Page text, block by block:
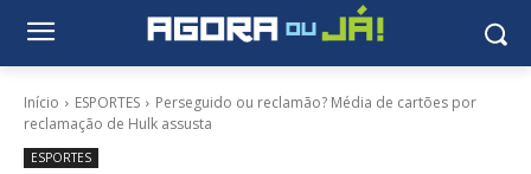
Início ESPORTES
Perseguido ou reclamão? Média de cartões por
reclamação de Hulk assusta
ESPORTES